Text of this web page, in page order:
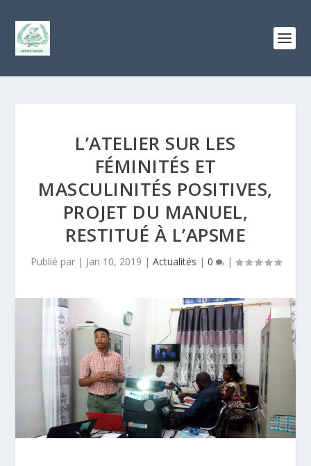
L’ATELIER SUR LES
FÉMINITÉS ET
MASCULINITÉS POSITIVES,
PROJET DU MANUEL,
RESTITUÉ À L’APSME
Publié par | Jan 10, 2019 | Actualités | 0 |